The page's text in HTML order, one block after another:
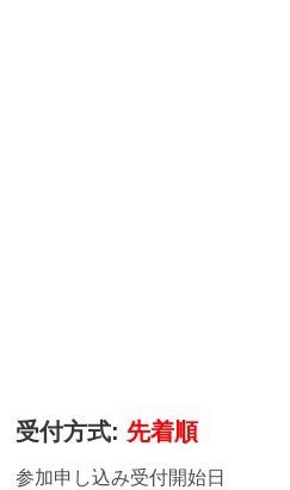
受付方式: 先着順
参加申し込み受付開始日